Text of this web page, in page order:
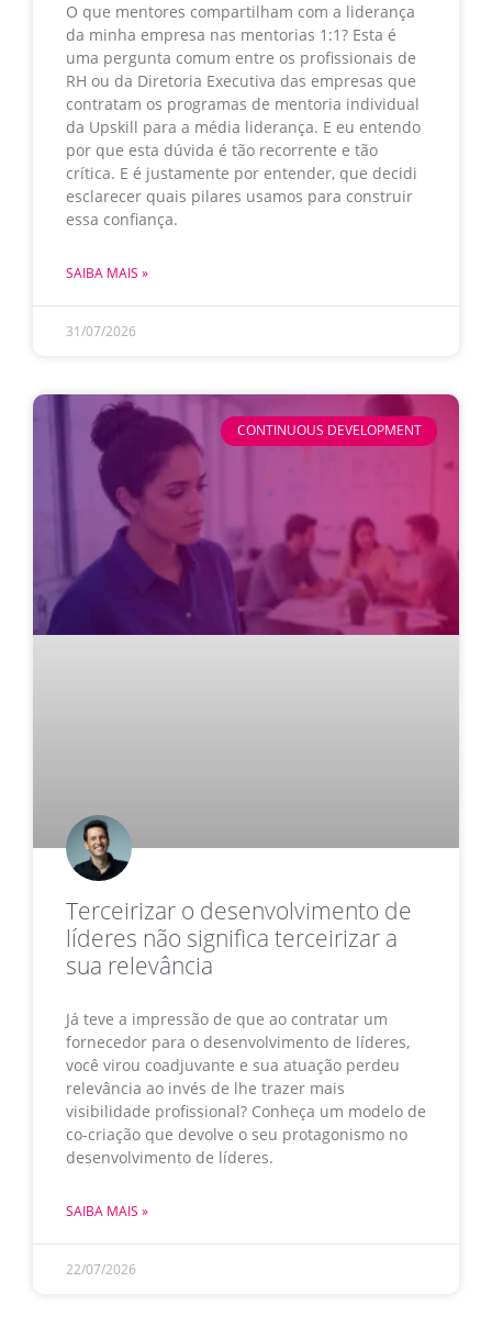
O que mentores compartilham com a liderança
da minha empresa nas mentorias 1:1? Esta é
uma pergunta comum entre os profissionais de
RH ou da Diretoria Executiva das empresas que
contratam os programas de mentoria individual
da Upskill para a média liderança. E eu entendo
por que esta dúvida é tão recorrente e tão
crítica. E é justamente por entender, que decidi
esclarecer quais pilares usamos para construir
essa confiança.
SAIBA MAIS »
31/07/2026
CONTINUOUS DEVELOPMENT
Terceirizar o desenvolvimento de
líderes não significa terceirizar a
sua relevância
Já teve a impressão de que ao contratar um
fornecedor para o desenvolvimento de líderes,
você virou coadjuvante e sua atuação perdeu
relevância ao invés de lhe trazer mais
visibilidade profissional? Conheça um modelo de
co-criação que devolve o seu protagonismo no
desenvolvimento de líderes.
SAIBA MAIS »
22/07/2026